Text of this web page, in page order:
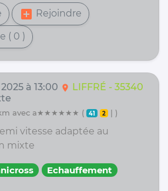
add_box Rejoindre
( 0 )
à 13:00 location_on LIFFRÉ - 35340
km avec a★★★★★★ ( 41 2 | )
vitesse adaptée au
mixte
Echauffement